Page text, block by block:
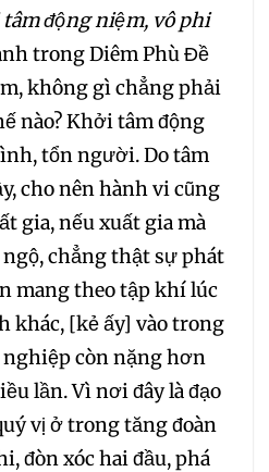
động niệm, vô phi
trong Diêm Phù Đề
không gì chẳng phải
nào? Khởi tâm động
tổn người. Do tâm
cho nên hành vi cũng
gia, nếu xuất gia mà
chẳng thật sự phát
mang theo tập khí lúc
khác, [kẻ ấy] vào trong
còn nặng hơn
lần. Vì nơi đây là đạo
vị ở trong tăng đoàn
đòn xóc hai đầu, phá